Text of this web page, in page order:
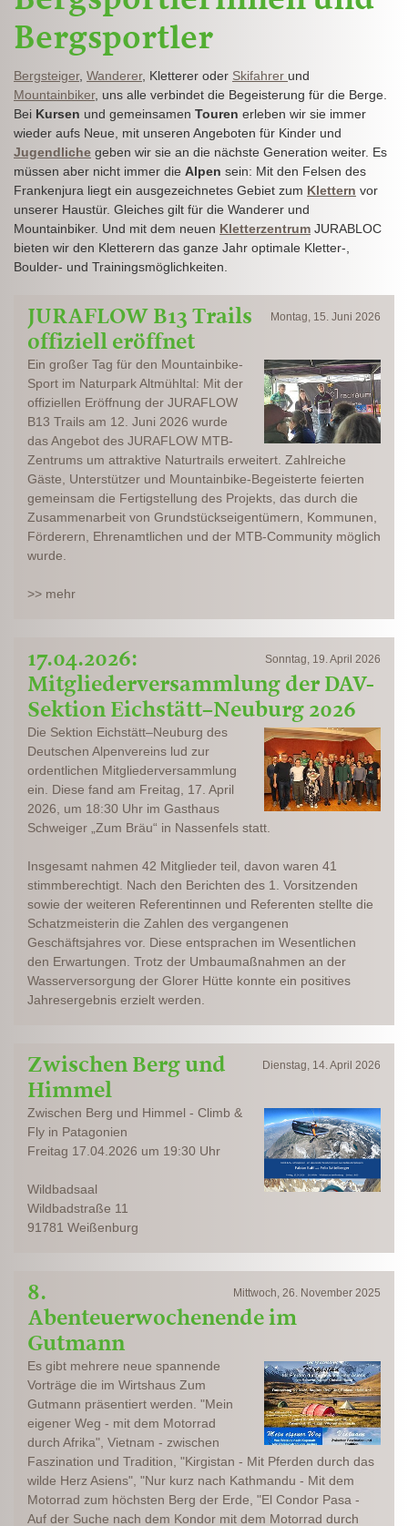
Bergsportler
Bergsteiger, Wanderer, Kletterer oder Skifahrer und
Mountainbiker, uns alle verbindet die Begeisterung für die Berge.
Bei Kursen und gemeinsamen Touren erleben wir sie immer
wieder aufs Neue, mit unseren Angeboten für Kinder und
Jugendliche geben wir sie an die nächste Generation weiter. Es
müssen aber nicht immer die Alpen sein: Mit den Felsen des
Frankenjura liegt ein ausgezeichnetes Gebiet zum Klettern vor
unserer Haustür. Gleiches gilt für die Wanderer und
Mountainbiker. Und mit dem neuen Kletterzentrum JURABLOC
bieten wir den Kletterern das ganze Jahr optimale Kletter-,
Boulder- und Trainingsmöglichkeiten.
Montag, 15. Juni 2026
JURAFLOW B13 Trails
offiziell eröffnet
Ein großer Tag für den Mountainbike-
Sport im Naturpark Altmühltal: Mit der
offiziellen Eröffnung der JURAFLOW
B13 Trails am 12. Juni 2026 wurde
das Angebot des JURAFLOW MTB-
Zentrums um attraktive Naturtrails erweitert. Zahlreiche
Gäste, Unterstützer und Mountainbike-Begeisterte feierten
gemeinsam die Fertigstellung des Projekts, das durch die
Zusammenarbeit von Grundstückseigentümern, Kommunen,
Förderern, Ehrenamtlichen und der MTB-Community möglich
wurde.
>> mehr
Sonntag, 19. April 2026
17.04.2026:
Mitgliederversammlung der DAV-
Sektion Eichstätt–Neuburg 2026
Die Sektion Eichstätt–Neuburg des
Deutschen Alpenvereins lud zur
ordentlichen Mitgliederversammlung
ein. Diese fand am Freitag, 17. April
2026, um 18:30 Uhr im Gasthaus
Schweiger „Zum Bräu“ in Nassenfels statt.
Insgesamt nahmen 42 Mitglieder teil, davon waren 41
stimmberechtigt. Nach den Berichten des 1. Vorsitzenden
sowie der weiteren Referentinnen und Referenten stellte die
Schatzmeisterin die Zahlen des vergangenen
Geschäftsjahres vor. Diese entsprachen im Wesentlichen
den Erwartungen. Trotz der Umbaumaßnahmen an der
Wasserversorgung der Glorer Hütte konnte ein positives
Jahresergebnis erzielt werden.
Dienstag, 14. April 2026
Zwischen Berg und
Himmel
Zwischen Berg und Himmel - Climb &
Fly in Patagonien
Freitag 17.04.2026 um 19:30 Uhr
Wildbadsaal
Wildbadstraße 11
91781 Weißenburg
Mittwoch, 26. November 2025
8.
Abenteuerwochenende im
Gutmann
Es gibt mehrere neue spannende
Vorträge die im Wirtshaus Zum
Gutmann präsentiert werden. "Mein
eigener Weg - mit dem Motorrad
durch Afrika", Vietnam - zwischen
Faszination und Tradition, "Kirgistan - Mit Pferden durch das
wilde Herz Asiens", "Nur kurz nach Kathmandu - Mit dem
Motorrad zum höchsten Berg der Erde, "El Condor Pasa -
Auf der Suche nach dem Kondor mit dem Motorrad durch